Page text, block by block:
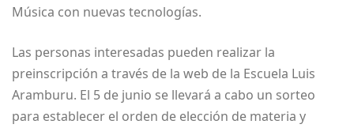
Música con nuevas tecnologías.
Las personas interesadas pueden realizar la
preinscripción a través de la web de la Escuela Luis
Aramburu. El 5 de junio se llevará a cabo un sorteo
para establecer el orden de elección de materia y